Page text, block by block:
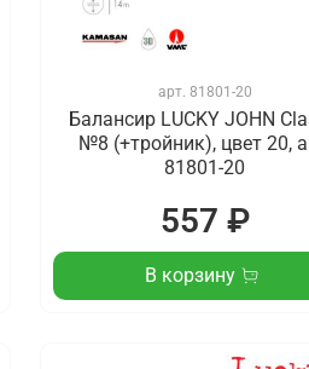
арт. 81801-20
Балансир LUCKY JOHN
№8 (+тройник), цвет 20,
81801-20
557 ₽
В корзину